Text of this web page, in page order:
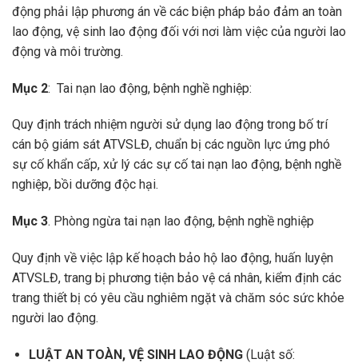
động phải lập phương án về các biện pháp bảo đảm an toàn
lao động, vệ sinh lao động đối với nơi làm việc của người lao
động và môi trường.
Mục 2: Tai nạn lao động, bệnh nghề nghiệp:
Quy định trách nhiệm người sử dụng lao động trong bố trí
cán bộ giám sát ATVSLĐ, chuẩn bị các nguồn lực ứng phó
sự cố khẩn cấp, xử lý các sự cố tai nạn lao động, bệnh nghề
nghiệp, bồi dưỡng độc hại.
Mục 3. Phòng ngừa tai nạn lao động, bệnh nghề nghiệp
Quy định về việc lập kế hoạch bảo hộ lao động, huấn luyện
ATVSLĐ, trang bị phương tiện bảo vệ cá nhân, kiểm định các
trang thiết bị có yêu cầu nghiêm ngặt và chăm sóc sức khỏe
người lao động.
LUẬT AN TOÀN, VỆ SINH LAO ĐỘNG (Luật số: